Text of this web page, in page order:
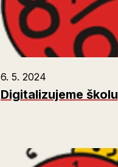
6. 5. 2024
Digitalizujeme školu